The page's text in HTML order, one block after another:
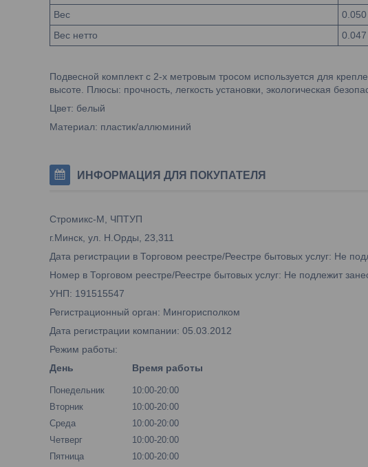
Вес
0.050
Вес нетто
0.047
Подвесной комплект с 2-х метровым тросом используется для
высоте. Плюсы: прочность, легкость установки, экологическая
Цвет: белый
Материал: пластик/аллюминий
ИНФОРМАЦИЯ ДЛЯ ПОКУПАТЕЛЯ
Стромикс-М, ЧПТУП
г.Минск, ул. Н.Орды, 23,311
Дата регистрации в Торговом реестре/Реестре бытовых услуг: Не
Номер в Торговом реестре/Реестре бытовых услуг: Не подлежит
УНП: 191515547
Регистрационный орган: Мингорисполком
Дата регистрации компании: 05.03.2012
Режим работы:
День
Время работы
Понедельник
10:00-20:00
Вторник
10:00-20:00
Среда
10:00-20:00
Четверг
10:00-20:00
Пятница
10:00-20:00